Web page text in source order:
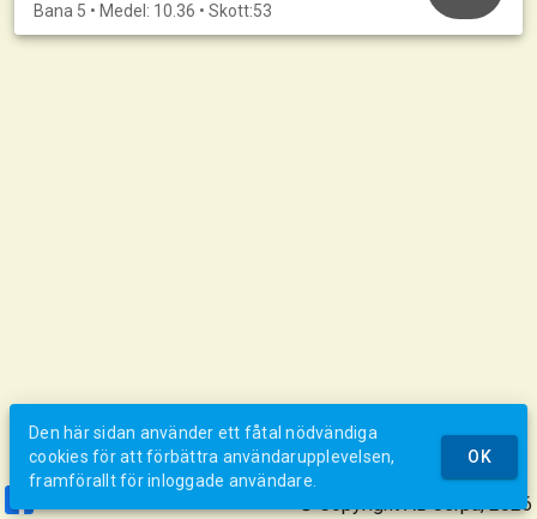
Bana 5 • Medel: 10.36 • Skott:53
© Copyright AB Jerpa, 2026
Den här sidan använder ett fåtal nödvändiga
cookies för att förbättra användarupplevelsen,
framförallt för inloggade användare.
OK